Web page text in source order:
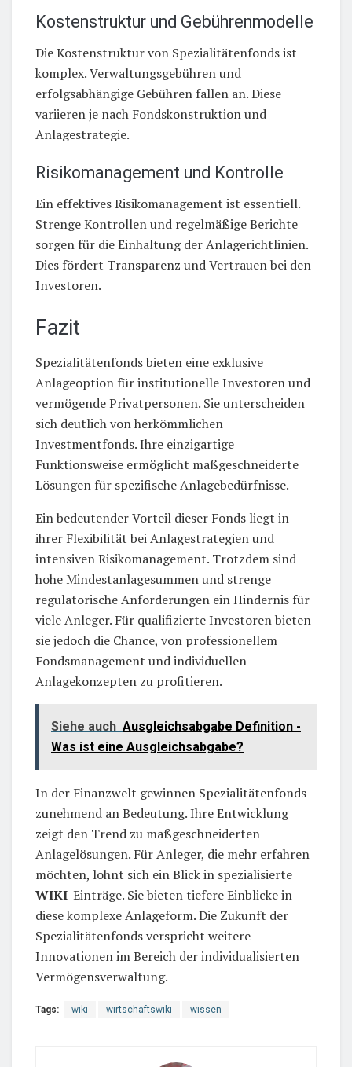
Kostenstruktur und Gebührenmodelle
Die Kostenstruktur von Spezialitätenfonds ist
komplex. Verwaltungsgebühren und
erfolgsabhängige Gebühren fallen an. Diese
variieren je nach Fondskonstruktion und
Anlagestrategie.
Risikomanagement und Kontrolle
Ein effektives Risikomanagement ist essentiell.
Strenge Kontrollen und regelmäßige Berichte
sorgen für die Einhaltung der Anlagerichtlinien.
Dies fördert Transparenz und Vertrauen bei den
Investoren.
Fazit
Spezialitätenfonds bieten eine exklusive
Anlageoption für institutionelle Investoren und
vermögende Privatpersonen. Sie unterscheiden
sich deutlich von herkömmlichen
Investmentfonds. Ihre einzigartige
Funktionsweise ermöglicht maßgeschneiderte
Lösungen für spezifische Anlagebedürfnisse.
Ein bedeutender Vorteil dieser Fonds liegt in
ihrer Flexibilität bei Anlagestrategien und
intensiven Risikomanagement. Trotzdem sind
hohe Mindestanlagesummen und strenge
regulatorische Anforderungen ein Hindernis für
viele Anleger. Für qualifizierte Investoren bieten
sie jedoch die Chance, von professionellem
Fondsmanagement und individuellen
Anlagekonzepten zu profitieren.
Siehe auch Ausgleichsabgabe Definition -
Was ist eine Ausgleichsabgabe?
In der Finanzwelt gewinnen Spezialitätenfonds
zunehmend an Bedeutung. Ihre Entwicklung
zeigt den Trend zu maßgeschneiderten
Anlagelösungen. Für Anleger, die mehr erfahren
möchten, lohnt sich ein Blick in spezialisierte
WIKI-Einträge. Sie bieten tiefere Einblicke in
diese komplexe Anlageform. Die Zukunft der
Spezialitätenfonds verspricht weitere
Innovationen im Bereich der individualisierten
Vermögensverwaltung.
Tags: wiki wirtschaftswiki wissen